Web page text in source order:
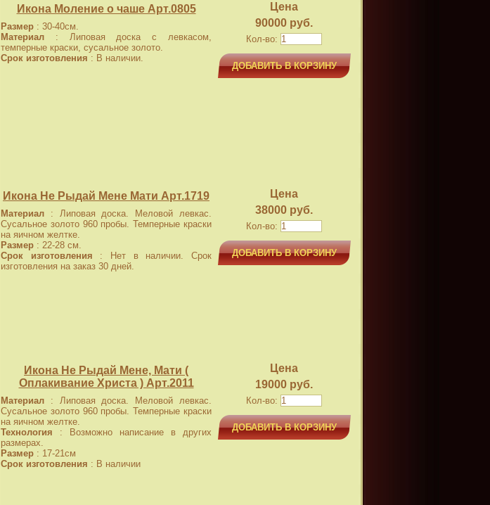
Икона Моление о чаше Арт.0805
Размер : 30-40см.
Материал : Липовая доска с левкасом,
темперные краски, сусальное золото.
Срок изготовления : В наличии.
Цена
90000 руб.
Кол-во:
ДОБАВИТЬ В КОРЗИНУ
Икона Не Рыдай Мене Мати Арт.1719
Материал : Липовая доска. Меловой левкас.
Сусальное золото 960 пробы. Темперные краски
на яичном желтке.
Размер : 22-28 см.
Срок изготовления : Нет в наличии. Срок
изготовления на заказ 30 дней.
Цена
38000 руб.
Кол-во:
ДОБАВИТЬ В КОРЗИНУ
Икона Не Рыдай Мене, Мати (
Оплакивание Христа ) Арт.2011
Материал : Липовая доска. Меловой левкас.
Сусальное золото 960 пробы. Темперные краски
на яичном желтке.
Технология : Возможно написание в других
размерах.
Размер : 17-21см
Срок изготовления : В наличии
Цена
19000 руб.
Кол-во:
ДОБАВИТЬ В КОРЗИНУ